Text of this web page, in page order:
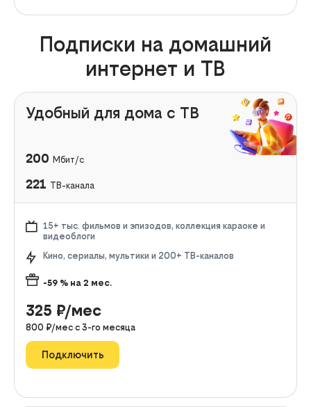
Подписки на домашний
интернет и ТВ
Удобный для дома с ТВ
200 Мбит/с
221 ТВ-канала
15+ тыс. фильмов и эпизодов, коллекция караоке и
видеоблоги
Кино, сериалы, мультики и 200+ ТВ-каналов
-59 % на 2 мес.
325 ₽/мес
800 ₽/мес с 3-го месяца
Подключить